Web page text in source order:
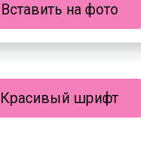
Вставить на фото
Красивый шрифт